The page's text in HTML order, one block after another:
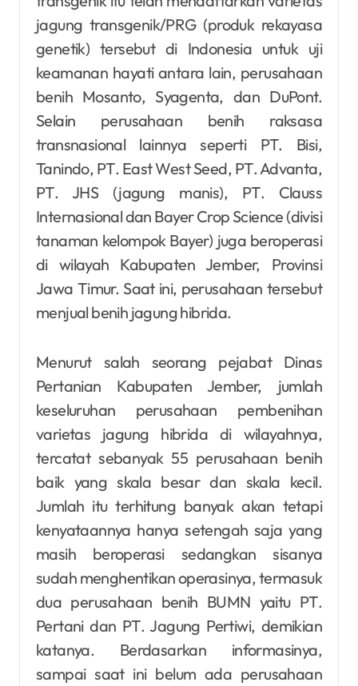
jagung transgenik/PRG (produk rekayasa
genetik) tersebut di Indonesia untuk uji
keamanan hayati antara lain, perusahaan
benih Mosanto, Syagenta, dan DuPont.
Selain perusahaan benih raksasa
transnasional lainnya seperti PT. Bisi,
Tanindo, PT. East West Seed, PT. Advanta,
PT. JHS (jagung manis), PT. Clauss
Internasional dan Bayer Crop Science (divisi
tanaman kelompok Bayer) juga beroperasi
di wilayah Kabupaten Jember, Provinsi
Jawa Timur. Saat ini, perusahaan tersebut
menjual benih jagung hibrida.
Menurut salah seorang pejabat Dinas
Pertanian Kabupaten Jember, jumlah
keseluruhan perusahaan pembenihan
varietas jagung hibrida di wilayahnya,
tercatat sebanyak 55 perusahaan benih
baik yang skala besar dan skala kecil.
Jumlah itu terhitung banyak akan tetapi
kenyataannya hanya setengah saja yang
masih beroperasi sedangkan sisanya
sudah menghentikan operasinya, termasuk
dua perusahaan benih BUMN yaitu PT.
Pertani dan PT. Jagung Pertiwi, demikian
katanya. Berdasarkan informasinya,
sampai saat ini belum ada perusahaan